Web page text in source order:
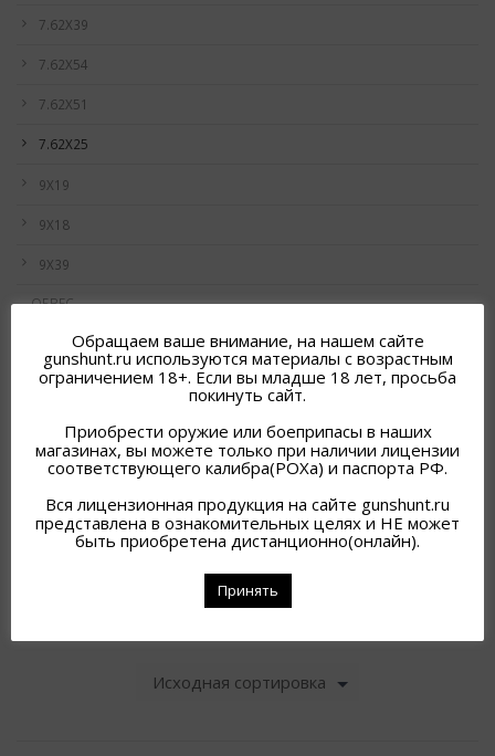
Исходная сортировка
7.62Х39
7.62Х54
7.62Х51
7.62Х25
9Х19
9Х18
9Х39
ОБВЕС
ТАКТИКА
ПОДАРОЧНЫЕ НАБОРЫ
ОБУВЬ
ОРУЖИЕ
Обращаем ваше внимание, на нашем сайте
gunshunt.ru используются материалы с возрастным
ограничением 18+. Если вы младше 18 лет, просьба
покинуть сайт.
Приобрести оружие или боеприпасы в наших
магазинах, вы можете только при наличии лицензии
соответствующего калибра(РОХа) и паспорта РФ.
Вся лицензионная продукция на сайте gunshunt.ru
представлена в ознакомительных целях и НЕ может
быть приобретена дистанционно(онлайн).
Принять